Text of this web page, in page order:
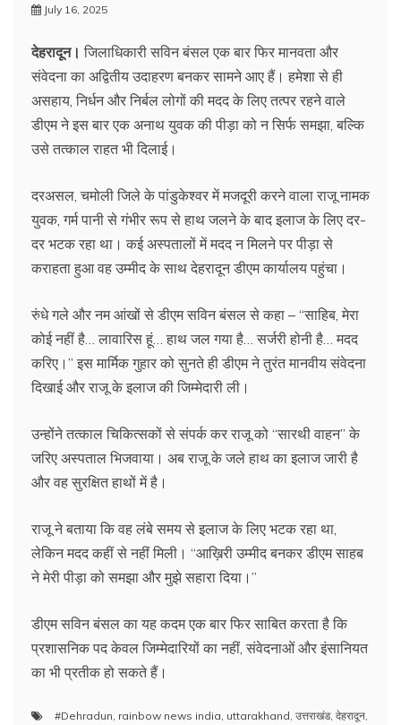
July 16, 2025
देहरादून। जिलाधिकारी सविन बंसल एक बार फिर मानवता और
संवेदना का अद्वितीय उदाहरण बनकर सामने आए हैं। हमेशा से ही
असहाय, निर्धन और निर्बल लोगों की मदद के लिए तत्पर रहने वाले
डीएम ने इस बार एक अनाथ युवक की पीड़ा को न सिर्फ समझा, बल्कि
उसे तत्काल राहत भी दिलाई।
दरअसल, चमोली जिले के पांडुकेश्वर में मजदूरी करने वाला राजू नामक
युवक, गर्म पानी से गंभीर रूप से हाथ जलने के बाद इलाज के लिए दर-
दर भटक रहा था। कई अस्पतालों में मदद न मिलने पर पीड़ा से
कराहता हुआ वह उम्मीद के साथ देहरादून डीएम कार्यालय पहुंचा।
रुंधे गले और नम आंखों से डीएम सविन बंसल से कहा – “साहिब, मेरा
कोई नहीं है… लावारिस हूं… हाथ जल गया है… सर्जरी होनी है… मदद
करिए।” इस मार्मिक गुहार को सुनते ही डीएम ने तुरंत मानवीय संवेदना
दिखाई और राजू के इलाज की जिम्मेदारी ली।
उन्होंने तत्काल चिकित्सकों से संपर्क कर राजू को “सारथी वाहन” के
जरिए अस्पताल भिजवाया। अब राजू के जले हाथ का इलाज जारी है
और वह सुरक्षित हाथों में है।
राजू ने बताया कि वह लंबे समय से इलाज के लिए भटक रहा था,
लेकिन मदद कहीं से नहीं मिली। “आख़िरी उम्मीद बनकर डीएम साहब
ने मेरी पीड़ा को समझा और मुझे सहारा दिया।”
डीएम सविन बंसल का यह कदम एक बार फिर साबित करता है कि
प्रशासनिक पद केवल जिम्मेदारियों का नहीं, संवेदनाओं और इंसानियत
का भी प्रतीक हो सकते हैं।
#Dehradun, rainbow news india, uttarakhand, उत्तराखंड, देहरादून,